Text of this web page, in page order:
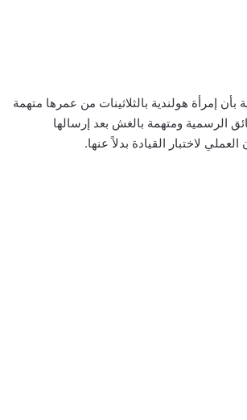
إمرأة هولندية بالثلاثينات من عمرها متهمة
الرسمية ومتهمة بالغش بعد إرسالها
لاختبار القيادة بدلاً عنها.